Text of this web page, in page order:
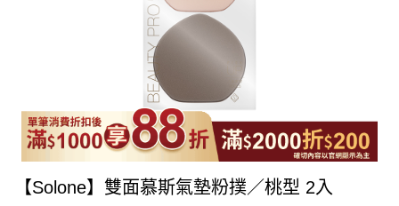
【Solone】雙面慕斯氣墊粉撲／桃型 2入